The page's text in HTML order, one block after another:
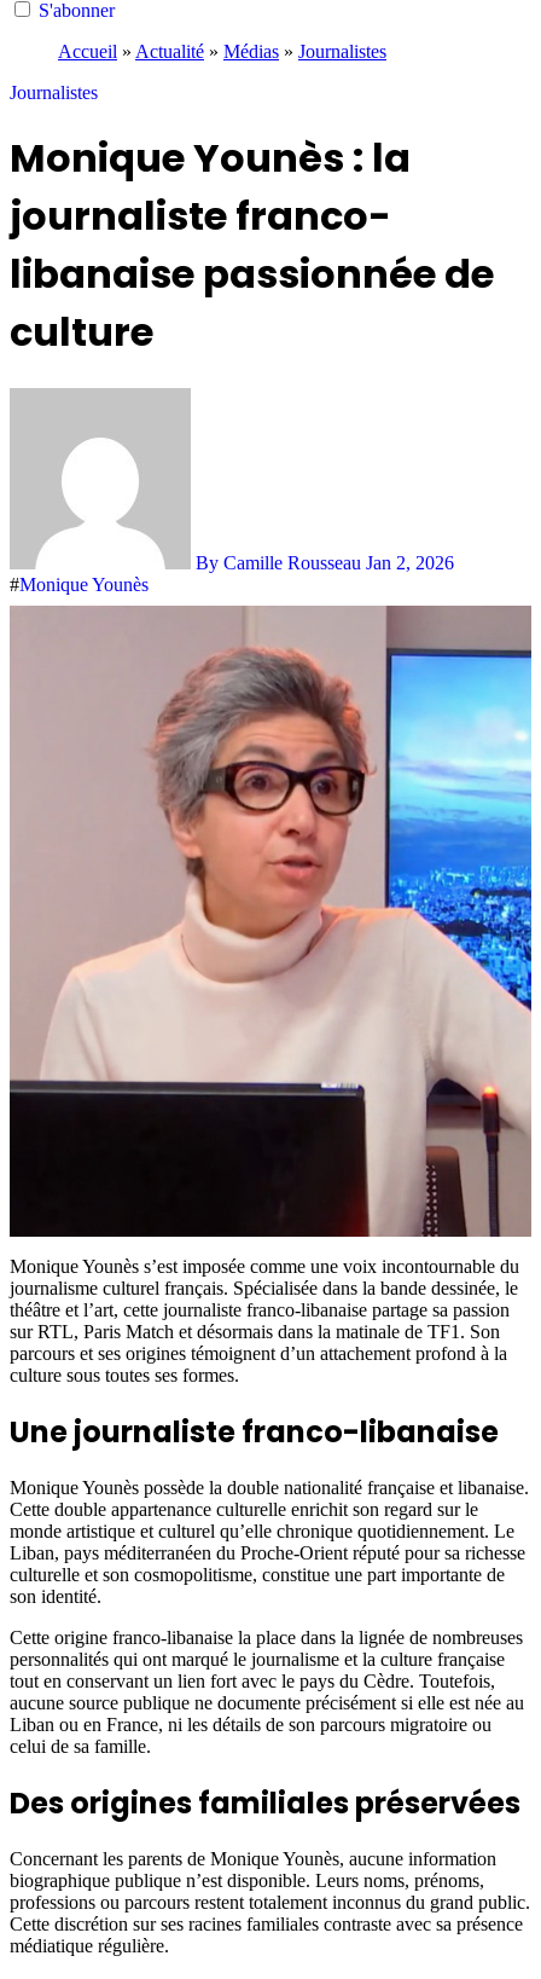
S'abonner
Accueil » Actualité » Médias » Journalistes
Journalistes
Monique Younès : la
journaliste franco-
libanaise passionnée de
culture
By Camille Rousseau Jan 2, 2026
#Monique Younès
Monique Younès s’est imposée comme une voix incontournable du
journalisme culturel français. Spécialisée dans la bande dessinée, le
théâtre et l’art, cette journaliste franco-libanaise partage sa passion
sur RTL, Paris Match et désormais dans la matinale de TF1. Son
parcours et ses origines témoignent d’un attachement profond à la
culture sous toutes ses formes.
Une journaliste franco-libanaise
Monique Younès possède la double nationalité française et libanaise.
Cette double appartenance culturelle enrichit son regard sur le
monde artistique et culturel qu’elle chronique quotidiennement. Le
Liban, pays méditerranéen du Proche-Orient réputé pour sa richesse
culturelle et son cosmopolitisme, constitue une part importante de
son identité.
Cette origine franco-libanaise la place dans la lignée de nombreuses
personnalités qui ont marqué le journalisme et la culture française
tout en conservant un lien fort avec le pays du Cèdre. Toutefois,
aucune source publique ne documente précisément si elle est née au
Liban ou en France, ni les détails de son parcours migratoire ou
celui de sa famille.
Des origines familiales préservées
Concernant les parents de Monique Younès, aucune information
biographique publique n’est disponible. Leurs noms, prénoms,
professions ou parcours restent totalement inconnus du grand public.
Cette discrétion sur ses racines familiales contraste avec sa présence
médiatique régulière.